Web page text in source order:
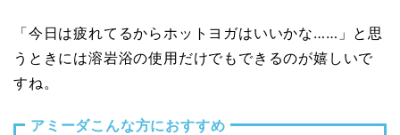
「今日は疲れてるからホットヨガはいいかな……」と思
うときには溶岩浴の使用だけでもできるのが嬉しいで
すね。
アミーダこんな方におすすめ